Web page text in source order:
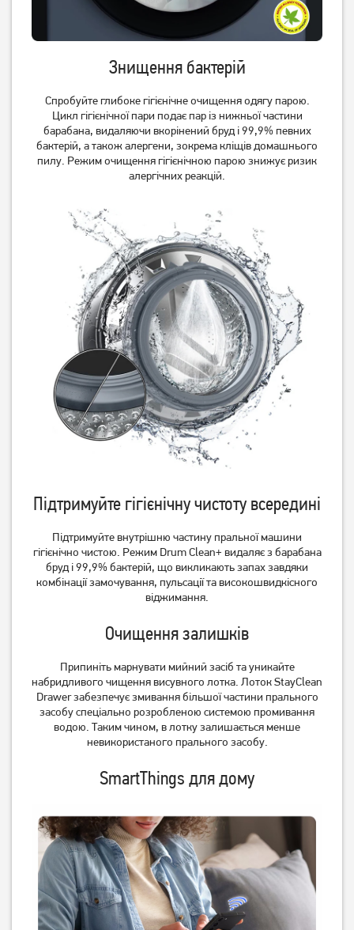
Знищення бактерій
Спробуйте глибоке гігієнічне очищення одягу парою.
Цикл гігієнічної пари подає пар із нижньої частини
барабана, видаляючи вкорінений бруд і 99,9% певних
бактерій, а також алергени, зокрема кліщів домашнього
пилу. Режим очищення гігієнічною парою знижує ризик
алергічних реакцій.
Підтримуйте гігієнічну чистоту всередині
Підтримуйте внутрішню частину пральної машини
гігієнічно чистою. Режим Drum Clean+ видаляє з барабана
бруд і 99,9% бактерій, що викликають запах завдяки
комбінації замочування, пульсації та високошвидкісного
віджимання.
Очищення залишків
Припиніть марнувати мийний засіб та уникайте
набридливого чищення висувного лотка. Лоток StayClean
Drawer забезпечує змивання більшої частини прального
засобу спеціально розробленою системою промивання
водою. Таким чином, в лотку залишається менше
невикористаного прального засобу.
SmartThings для дому